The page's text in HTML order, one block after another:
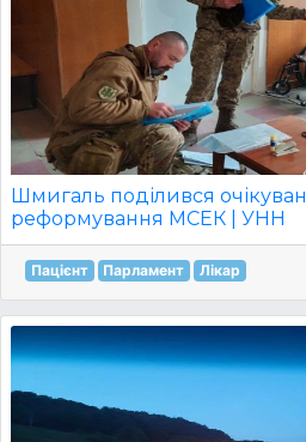
Шмигаль поділився
реформування МСЕК | УНН
Пацієнт Парламент Лікар